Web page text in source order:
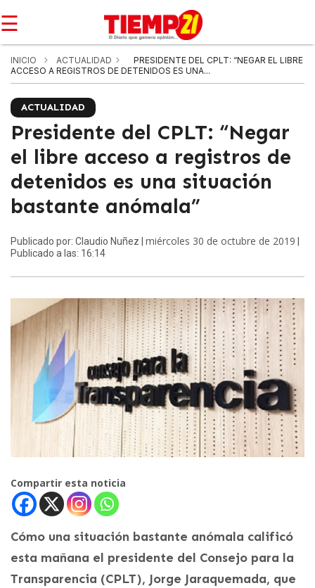
☰
INICIO ACTUALIDAD
PRESIDENTE DEL CPLT: “NEGAR EL LIBRE
ACCESO A REGISTROS DE DETENIDOS ES UNA...
ACTUALIDAD
Presidente del CPLT: “Negar
el libre acceso a registros de
detenidos es una situación
bastante anómala”
Publicado por: Claudio Nuñez | miércoles 30 de octubre de 2019
Publicado a las: 16:14
Compartir esta noticia
Cómo una situación bastante anómala calificó
esta mañana el presidente del Consejo para la
Transparencia (CPLT), Jorge Jaraquemada, que